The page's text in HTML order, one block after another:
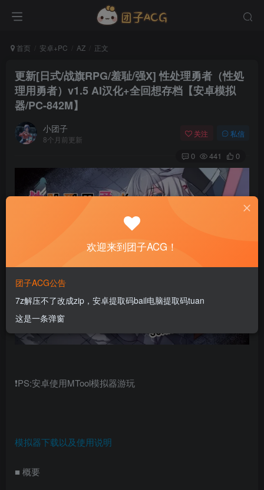
首页 安卓+PC AZ 正文
更新[日式/战旗RPG/羞耻/强X] 性处理勇者（性処
理用勇者）v1.5 AI汉化+全回想存档【安卓模拟
器/PC-842M】
小团子
8个月前更新
关注 私信
0 441 0
❗PS:安卓使用MTool模拟器游玩
模拟器下载以及使用说明
■ 概要
欢迎来到团子ACG！
团子ACG公告
7z解压不了改成zip，安卓提取码bail电脑提取码tuan
这是一条弹窗